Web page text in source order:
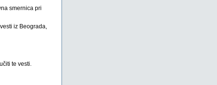
smernica pri
iz Beograda,
te vesti.